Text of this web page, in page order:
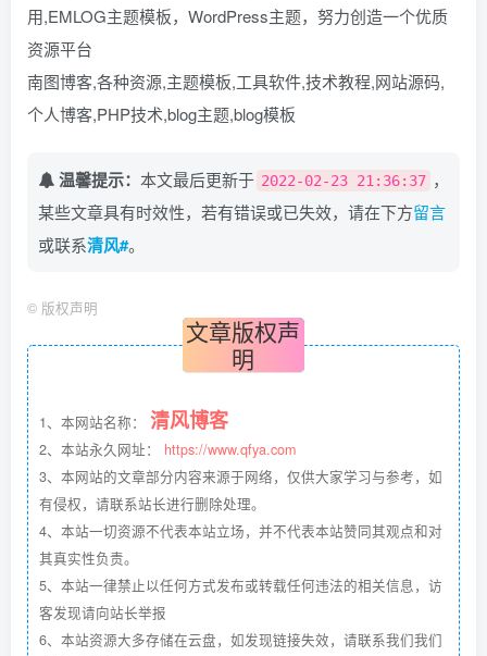
用,EMLOG主题模板，WordPress主题，努力创造一个优质
资源平台
南图博客,各种资源,主题模板,工具软件,技术教程,网站源码,
个人博客,PHP技术,blog主题,blog模板
温馨提示： 本文最后更新于 2022-02-23 21:36:37 ，
某些文章具有时效性，若有错误或已失效，请在下方留言
或联系清风#。
© 版权声明
文章版权声
明
1、本网站名称： 清风博客
2、本站永久网址： https://www.qfya.com
3、本网站的文章部分内容来源于网络，仅供大家学习与参考，如
有侵权，请联系站长进行删除处理。
4、本站一切资源不代表本站立场，并不代表本站赞同其观点和对
其真实性负责。
5、本站一律禁止以任何方式发布或转载任何违法的相关信息，访
客发现请向站长举报
6、本站资源大多存储在云盘，如发现链接失效，请联系我们我们